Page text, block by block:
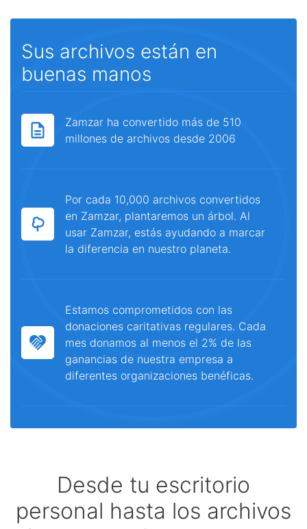
Sus archivos están en
buenas manos
Zamzar ha convertido más de 510
millones de archivos desde 2006
Por cada 10,000 archivos convertidos
en Zamzar, plantaremos un árbol. Al
usar Zamzar, estás ayudando a marcar
la diferencia en nuestro planeta.
Estamos comprometidos con las
donaciones caritativas regulares. Cada
mes donamos al menos el 2% de las
ganancias de nuestra empresa a
diferentes organizaciones benéficas.
Desde tu escritorio
personal hasta los archivos